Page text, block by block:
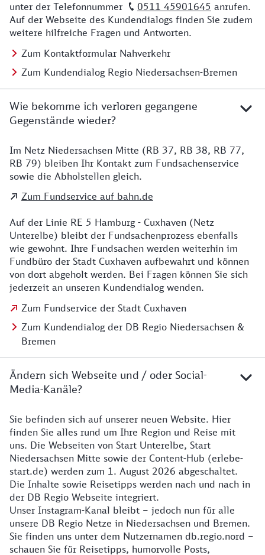
unter der Telefonnummer
0511 45901645 anrufen.
Auf der Webseite des Kundendialogs finden Sie zudem
weitere hilfreiche Fragen und Antworten.
Zum Kontaktformular Nahverkehr
Zum Kundendialog Regio Niedersachsen-Bremen
Wie bekomme ich verloren gegangene
Gegenstände wieder?
Details zu Kontakt
Im Netz Niedersachsen Mitte (RB 37, RB 38, RB 77,
RB 79) bleiben Ihr Kontakt zum Fundsachenservice
sowie die Abholstellen gleich.
Zum Fundservice auf bahn.de
Auf der Linie RE 5 Hamburg - Cuxhaven (Netz
Unterelbe) bleibt der Fundsachenprozess ebenfalls
wie gewohnt. Ihre Fundsachen werden weiterhin im
Fundbüro der Stadt Cuxhaven aufbewahrt und können
von dort abgeholt werden. Bei Fragen können Sie sich
jederzeit an unseren Kundendialog wenden.
Zum Fundservice der Stadt Cuxhaven
Zum Kundendialog der DB Regio Niedersachsen &
Bremen
Ändern sich Webseite und / oder Social-
Media-Kanäle?
Details zur Website
Sie befinden sich auf unserer neuen Website. Hier
finden Sie alles rund um Ihre Region und Reise mit
uns. Die Webseiten von Start Unterelbe, Start
Niedersachsen Mitte sowie der Content-Hub (erlebe-
start.de) werden zum 1. August 2026 abgeschaltet.
Die Inhalte sowie Reisetipps werden nach und nach in
der DB Regio Webseite integriert.
Unser Instagram-Kanal bleibt – jedoch nun für alle
unsere DB Regio Netze in Niedersachsen und Bremen.
Sie finden uns unter dem Nutzernamen db.regio.nord –
schauen Sie für Reisetipps, humorvolle Posts,